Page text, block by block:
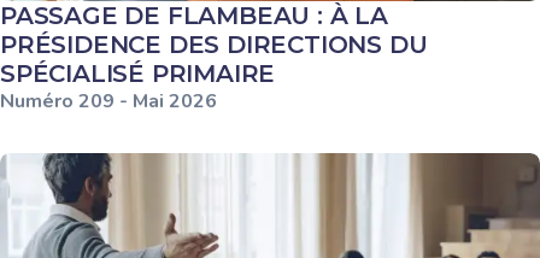
PASSAGE DE FLAMBEAU : À LA
PRÉSIDENCE DES DIRECTIONS DU
SPÉCIALISÉ PRIMAIRE
Numéro 209 - Mai 2026